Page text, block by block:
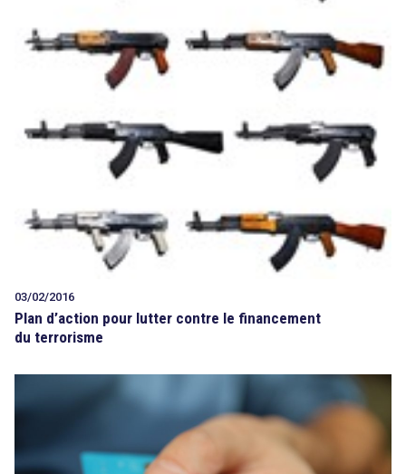
Tout sur le droit de l'innovation
Rechercher
03/02/2016
Plan d’action pour lutter contre le financement
du terrorisme